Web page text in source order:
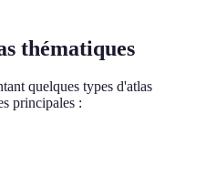
thématiques
quelques types d'atlas
principales :